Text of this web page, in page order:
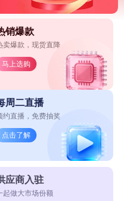
销爆款
卖爆款，现货直降
马上选购
周二直播
约直播，免费抽奖
点击了解
应商入驻
起做大市场份额